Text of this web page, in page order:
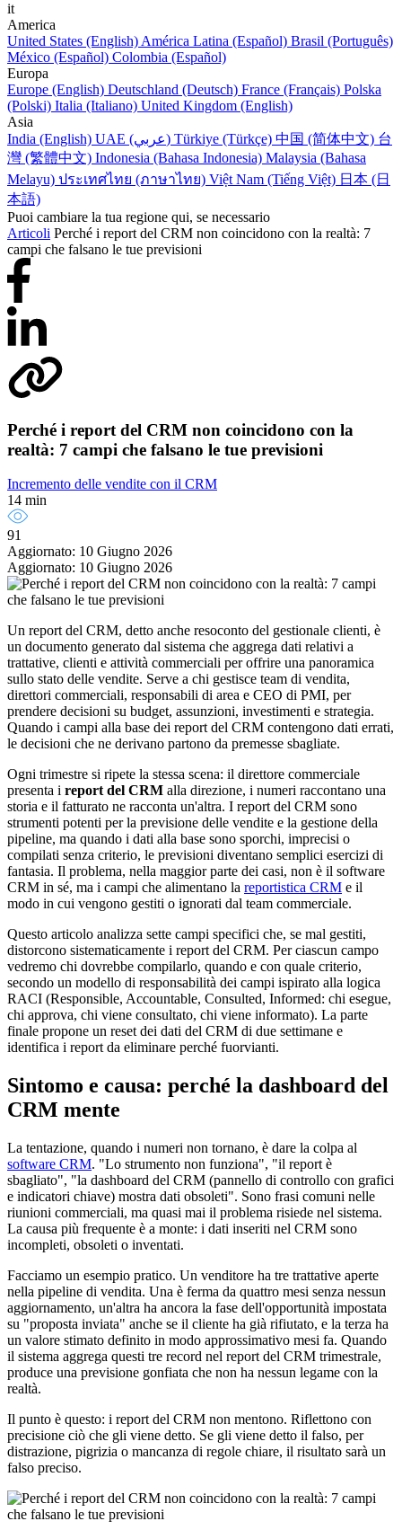
it
America
United States (English) América Latina (Español) Brasil (Português)
México (Español) Colombia (Español)
Europa
Europe (English) Deutschland (Deutsch) France (Français) Polska
(Polski) Italia (Italiano) United Kingdom (English)
Asia
India (English)
UAE (عربي) Türkiye (Türkçe) 中国 (简体中文) 台
灣 (繁體中文) Indonesia (Bahasa Indonesia) Malaysia (Bahasa
Melayu) ประเทศไทย (ภาษาไทย) Việt Nam (Tiếng Việt) 日本 (日
本語)
Puoi cambiare la tua regione qui, se necessario
Articoli Perché i report del CRM non coincidono con la realtà: 7
campi che falsano le tue previsioni
Perché i report del CRM non coincidono con la
realtà: 7 campi che falsano le tue previsioni
Incremento delle vendite con il CRM
14 min
91
Aggiornato: 10 Giugno 2026
Aggiornato: 10 Giugno 2026
Un report del CRM, detto anche resoconto del gestionale clienti, è
un documento generato dal sistema che aggrega dati relativi a
trattative, clienti e attività commerciali per offrire una panoramica
sullo stato delle vendite. Serve a chi gestisce team di vendita,
direttori commerciali, responsabili di area e CEO di PMI, per
prendere decisioni su budget, assunzioni, investimenti e strategia.
Quando i campi alla base dei report del CRM contengono dati errati,
le decisioni che ne derivano partono da premesse sbagliate.
Ogni trimestre si ripete la stessa scena: il direttore commerciale
presenta i report del CRM alla direzione, i numeri raccontano una
storia e il fatturato ne racconta un'altra. I report del CRM sono
strumenti potenti per la previsione delle vendite e la gestione della
pipeline, ma quando i dati alla base sono sporchi, imprecisi o
compilati senza criterio, le previsioni diventano semplici esercizi di
fantasia. Il problema, nella maggior parte dei casi, non è il software
CRM in sé, ma i campi che alimentano la reportistica CRM e il
modo in cui vengono gestiti o ignorati dal team commerciale.
Questo articolo analizza sette campi specifici che, se mal gestiti,
distorcono sistematicamente i report del CRM. Per ciascun campo
vedremo chi dovrebbe compilarlo, quando e con quale criterio,
secondo un modello di responsabilità dei campi ispirato alla logica
RACI (Responsible, Accountable, Consulted, Informed: chi esegue,
chi approva, chi viene consultato, chi viene informato). La parte
finale propone un reset dei dati del CRM di due settimane e
identifica i report da eliminare perché fuorvianti.
Sintomo e causa: perché la dashboard del
CRM mente
La tentazione, quando i numeri non tornano, è dare la colpa al
software CRM. "Lo strumento non funziona", "il report è
sbagliato", "la dashboard del CRM (pannello di controllo con grafici
e indicatori chiave) mostra dati obsoleti". Sono frasi comuni nelle
riunioni commerciali, ma quasi mai il problema risiede nel sistema.
La causa più frequente è a monte: i dati inseriti nel CRM sono
incompleti, obsoleti o inventati.
Facciamo un esempio pratico. Un venditore ha tre trattative aperte
nella pipeline di vendita. Una è ferma da quattro mesi senza nessun
aggiornamento, un'altra ha ancora la fase dell'opportunità impostata
su "proposta inviata" anche se il cliente ha già rifiutato, e la terza ha
un valore stimato definito in modo approssimativo mesi fa. Quando
il sistema aggrega questi tre record nel report del CRM trimestrale,
produce una previsione gonfiata che non ha nessun legame con la
realtà.
Il punto è questo: i report del CRM non mentono. Riflettono con
precisione ciò che gli viene detto. Se gli viene detto il falso, per
distrazione, pigrizia o mancanza di regole chiare, il risultato sarà un
falso preciso.